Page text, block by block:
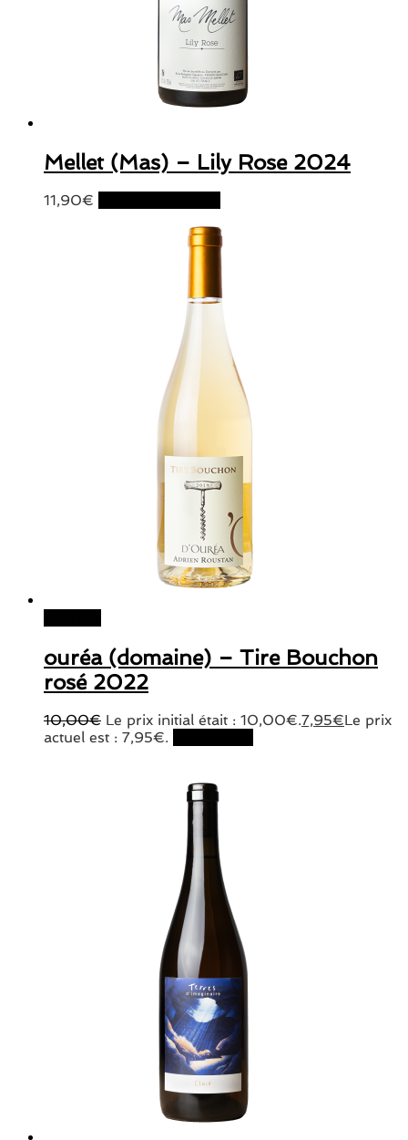
Mellet (Mas) – Lily Rose 2024
11,90€
ouréa (domaine) – Tire Bouchon
rosé 2022
10,00€ Le prix initial était : 10,00€.7,95€Le prix
actuel est : 7,95€.